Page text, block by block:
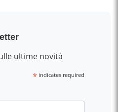
ultime novità
*indicates required